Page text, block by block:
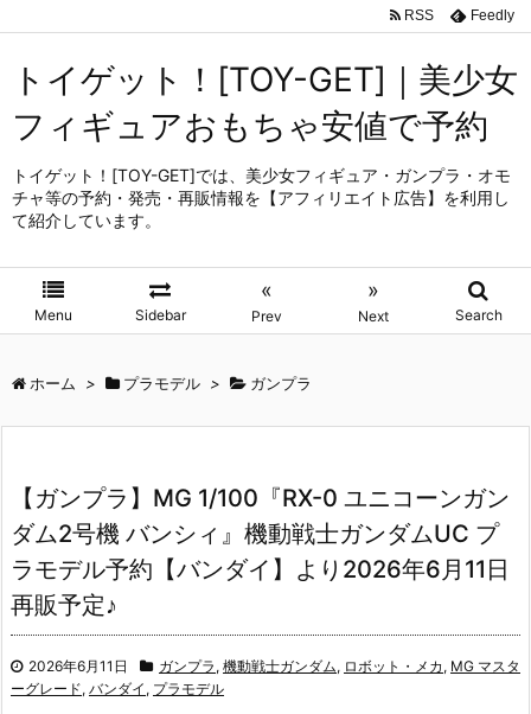
トイゲット！[TOY-GET]｜美少女
フィギュアおもちゃ安値で予約
トイゲット！[TOY-GET]では、美少女フィギュア・ガンプラ・オモ
チャ等の予約・発売・再販情報を【アフィリエイト広告】を利用し
て紹介しています。
Menu Sidebar
«
Prev
»
Next Search
RSS Feedly
ホーム > プラモデル > ガンプラ
【ガンプラ】MG 1/100『RX-0 ユニコーンガン
ダム2号機 バンシィ』機動戦士ガンダムUC プ
ラモデル予約【バンダイ】より2026年6月11日
再販予定♪
2026年6月11日 ガンプラ , 機動戦士ガンダム, ロボット・メカ , MG マスタ
ーグレード, バンダイ , プラモデル